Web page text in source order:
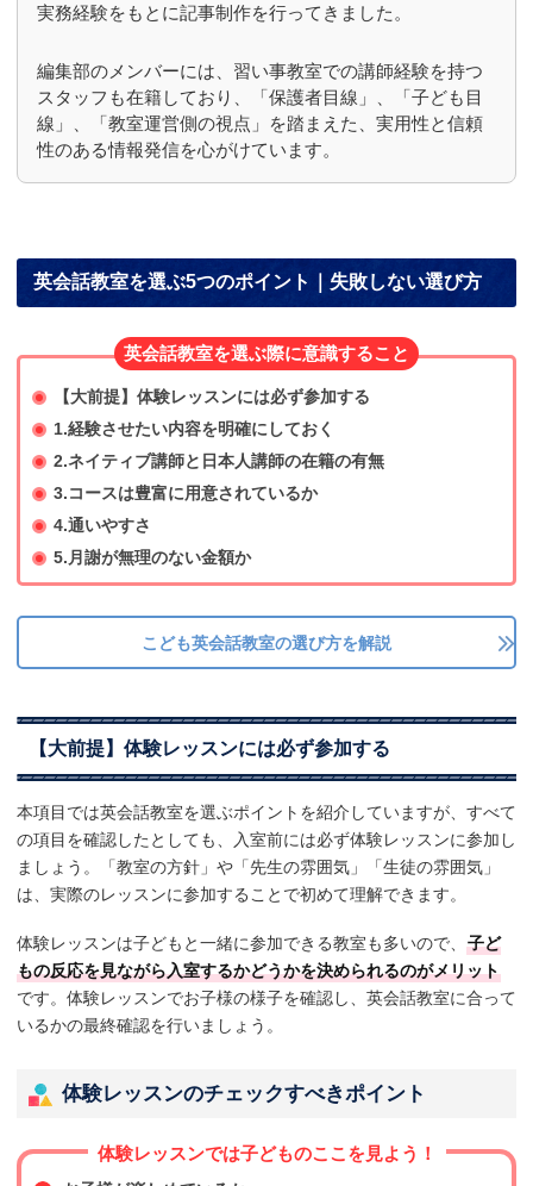
実務経験をもとに記事制作を行ってきました。
編集部のメンバーには、習い事教室での講師経験を持つ
スタッフも在籍しており、「保護者目線」、「子ども目
線」、「教室運営側の視点」を踏まえた、実用性と信頼
性のある情報発信を心がけています。
英会話教室を選ぶ5つのポイント｜失敗しない選び方
英会話教室を選ぶ際に意識すること
【大前提】体験レッスンには必ず参加する
1.経験させたい内容を明確にしておく
2.ネイティブ講師と日本人講師の在籍の有無
3.コースは豊富に用意されているか
4.通いやすさ
5.月謝が無理のない金額か
こども英会話教室の選び方を解説
【大前提】体験レッスンには必ず参加する
本項目では英会話教室を選ぶポイントを紹介していますが、すべて
の項目を確認したとしても、入室前には必ず体験レッスンに参加し
ましょう。「教室の方針」や「先生の雰囲気」「生徒の雰囲気」
は、実際のレッスンに参加することで初めて理解できます。
体験レッスンは子どもと一緒に参加できる教室も多いので、 子ど
もの反応を見ながら入室するかどうかを決められるのがメリット
です。体験レッスンでお子様の様子を確認し、英会話教室に合って
いるかの最終確認を行いましょう。
体験レッスンのチェックすべきポイント
体験レッスンでは子どものここを見よう！